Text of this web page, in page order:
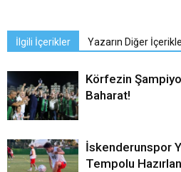
İlgili İçerikler Yazarın Diğer
Körfezin
Baharat!
İskenderunspor
Tempolu